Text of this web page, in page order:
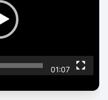
01:07